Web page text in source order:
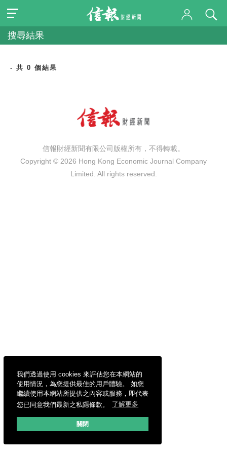
我們透過使用 cookies 來評估您在本網站的
使用情況，為您提供最佳的用戶體驗。 如您
繼續使用本網站所提供之內容或服務，即代表
您已同意我們最新之私隱條款。
了解更多
關閉
搜尋結果
- 共 0 個結果
信報財經新聞有限公司版權所有，不得轉載。
Copyright © 2026 Hong Kong Economic Journal Company
Limited. All rights reserved.